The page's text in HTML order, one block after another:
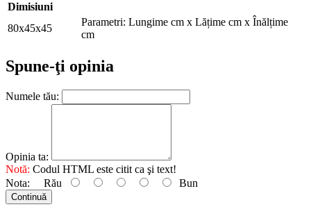
Dimisiuni
80х45х45
Parametri: Lungime cm x Lățime cm x Înălțime
cm
Spune-ţi opinia
Numele tău:
Opinia ta:
Notă: Codul HTML este citit ca şi text!
Nota: Rău Bun
Continuă